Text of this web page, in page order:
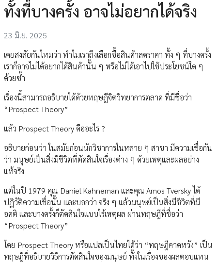
ทั้งที่บางครั้ง อาจไม่อยากได้จริง
23 มิ.ย. 2025
เคยสงสัยกันไหมว่า ทำไมเราถึงเลือกซื้อสินค้าลดราคา ทั้ง ๆ ที่บางครั้ง
เราก็อาจไม่ได้อยากได้สินค้านั้น ๆ หรือไม่ได้เอาไปใช้ประโยชน์ใด ๆ
ด้วยซ้ำ
เรื่องนี้สามารถอธิบายได้ด้วยทฤษฎีจิตวิทยาการตลาด ที่มีชื่อว่า
“Prospect Theory”
แล้ว Prospect Theory คืออะไร ?
อธิบายก่อนว่า ในสมัยก่อนนักวิชาการในหลาย ๆ สาขา มีความเชื่อกัน
ว่า มนุษย์เป็นสิ่งมีชีวิตที่ตัดสินใจเรื่องต่าง ๆ ด้วยเหตุและผลอย่าง
แท้จริง
แต่ในปี 1979 คุณ Daniel Kahneman และคุณ Amos Tversky ได้
ปฏิวัติความเชื่อนั้น และบอกว่า จริง ๆ แล้วมนุษย์เป็นสิ่งมีชีวิตที่มี
อคติ และบางครั้งก็ตัดสินใจแบบไร้เหตุผล ผ่านทฤษฎีที่ชื่อว่า
“Prospect Theory”
โดย Prospect Theory หรือแปลเป็นไทยได้ว่า “ทฤษฎีคาดหวัง” เป็น
ทฤษฎีที่อธิบายวิธีการตัดสินใจของมนุษย์ ทั้งในเรื่องของผลตอบแทน